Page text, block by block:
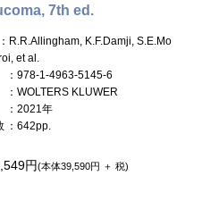
7th ed.
：R.R.Allingham, K.F.Damji, S.E.Mo
et al.
：978-1-4963-5145-6
：WOLTERS KLUWER
：2021年
：642pp.
円(本体39,590円 ＋ 税)